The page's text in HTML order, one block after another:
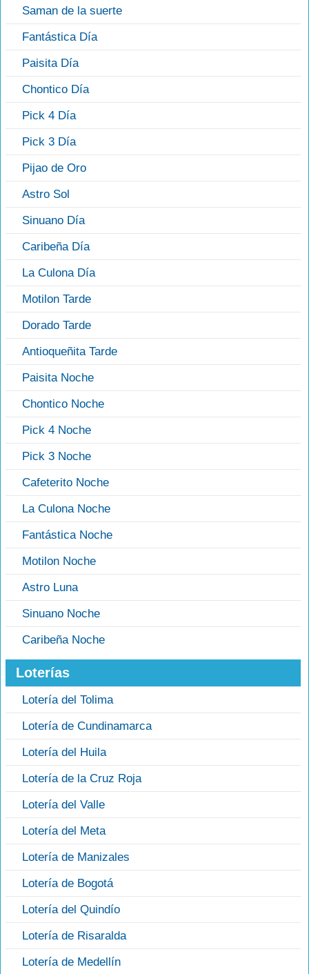
Saman de la suerte
Fantástica Día
Paisita Día
Chontico Día
Pick 4 Día
Pick 3 Día
Pijao de Oro
Astro Sol
Sinuano Día
Caribeña Día
La Culona Día
Motilon Tarde
Dorado Tarde
Antioqueñita Tarde
Paisita Noche
Chontico Noche
Pick 4 Noche
Pick 3 Noche
Cafeterito Noche
La Culona Noche
Fantástica Noche
Motilon Noche
Astro Luna
Sinuano Noche
Caribeña Noche
Loterías
Lotería del Tolima
Lotería de Cundinamarca
Lotería del Huila
Lotería de la Cruz Roja
Lotería del Valle
Lotería del Meta
Lotería de Manizales
Lotería de Bogotá
Lotería del Quindío
Lotería de Risaralda
Lotería de Medellín